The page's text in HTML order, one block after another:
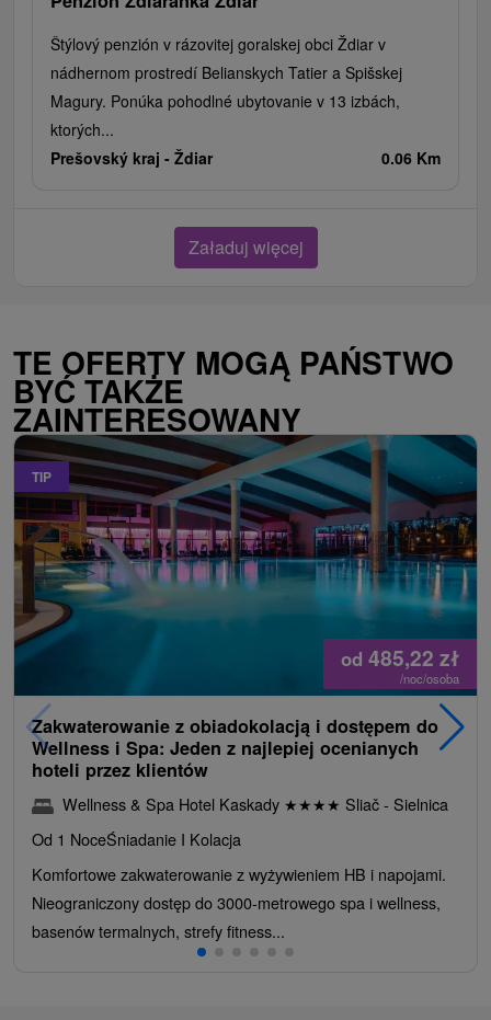
Štýlový penzión v rázovitej goralskej obci Ždiar v
nádhernom prostredí Belianskych Tatier a Spišskej
Magury. Ponúka pohodlné ubytovanie v 13 izbách,
ktorých...
Prešovský kraj - Ždiar 0.06 Km
Załaduj więcej
TE OFERTY MOGĄ PAŃSTWO
BYĆ TAKŻE
ZAINTERESOWANY
TIP
od 485,22 zł
/noc/osoba
Zakwaterowanie z obiadokolacją i dostępem do
Wellness i Spa: Jeden z najlepiej ocenianych
hoteli przez klientów
Wellness & Spa Hotel Kaskady ★★★★ Sliač - Sielnica
Od 1 NoceŚniadanie I Kolacja
Komfortowe zakwaterowanie z wyżywieniem HB i napojami.
Nieograniczony dostęp do 3000-metrowego spa i wellness,
basenów termalnych, strefy fitness...